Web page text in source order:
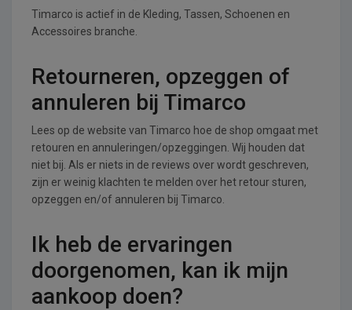
Timarco is actief in de Kleding, Tassen, Schoenen en
Accessoires branche.
Retourneren, opzeggen of
annuleren bij Timarco
Lees op de website van Timarco hoe de shop omgaat met
retouren en annuleringen/opzeggingen. Wij houden dat
niet bij. Als er niets in de reviews over wordt geschreven,
zijn er weinig klachten te melden over het retour sturen,
opzeggen en/of annuleren bij Timarco.
Ik heb de ervaringen
doorgenomen, kan ik mijn
aankoop doen?